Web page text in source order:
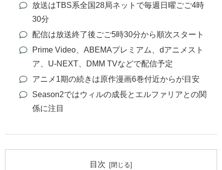
放送はTBS系全国28局ネットで毎週日曜ごご4時
30分
配信は放送終了後ごご5時30分から順次スタート
Prime Video、ABEMAプレミアム、dアニメスト
ア、U-NEXT、DMM TVなどで配信予定
アニメ1期の続きは原作漫画6巻付近からが目安
Season2ではウィルの成長とエルファリアとの関
係に注目
目次